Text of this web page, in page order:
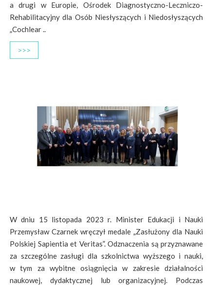
a drugi w Europie, Ośrodek Diagnostyczno-Leczniczo-
Rehabilitacyjny dla Osób Niesłyszących i Niedosłyszących
„Cochlear ..
>>>
W dniu 15 listopada 2023 r. Minister Edukacji i Nauki
Przemysław Czarnek wręczył medale „Zasłużony dla Nauki
Polskiej Sapientia et Veritas”. Odznaczenia są przyznawane
za szczególne zasługi dla szkolnictwa wyższego i nauki,
w tym za wybitne osiągnięcia w zakresie działalności
naukowej, dydaktycznej lub organizacyjnej. Podczas